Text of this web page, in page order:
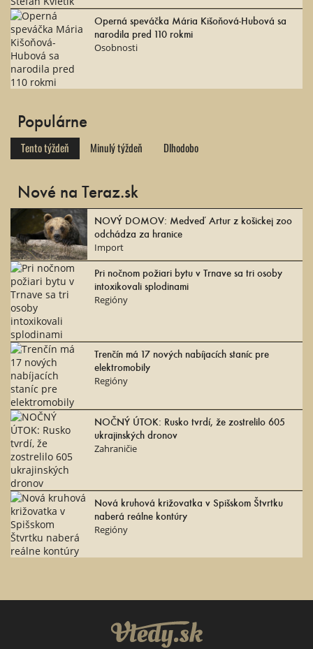
Operná speváčka Mária Kišoňová-Hubová sa
narodila pred 110 rokmi
Osobnosti
Populárne
Tento týždeň Minulý týždeň Dlhodobo
Nové na Teraz.sk
NOVÝ DOMOV: Medveď Artur z košickej zoo
odchádza za hranice
Import
Pri nočnom požiari bytu v Trnave sa tri osoby
intoxikovali splodinami
Regióny
Trenčín má 17 nových nabíjacích staníc pre
elektromobily
Regióny
NOČNÝ ÚTOK: Rusko tvrdí, že zostrelilo 605
ukrajinských dronov
Zahraničie
Nová kruhová križovatka v Spišskom Štvrtku
naberá reálne kontúry
Regióny